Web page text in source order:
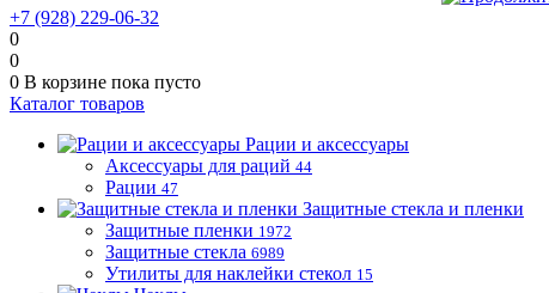
+7 (928) 229-06-32
0
0
0 В корзине пока пусто
Каталог товаров
Рации и аксессуары
Аксессуары для раций 44
Рации 47
Защитные стекла и пленки
Защитные пленки 1972
Защитные стекла 6989
Утилиты для наклейки стекол 15